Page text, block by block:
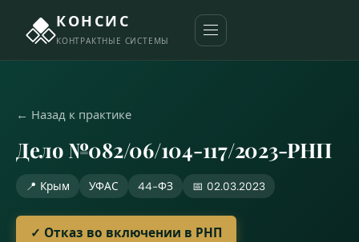
КОНСИС
КОНТРАКТНЫЕ СИСТЕМЫ
← Назад к практике
Дело №082/06/104-117/2023-РНП
📍 Крым УФАС 44-ФЗ 📅 02.03.2023
✓ Отказ во включении в РНП